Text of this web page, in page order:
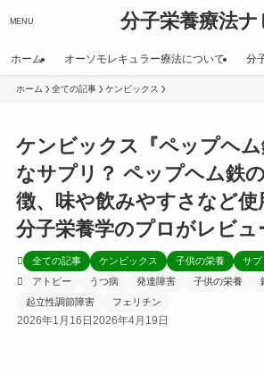
分子栄養療法ナ
MENU
ホーム オーソモレキュラー療法について 分
ホーム 全ての記事 ケンビックス
ケンビックス『ペップヘ
なサプリ？ ペップヘム鉄
徴、味や飲みやすさなど使
分子栄養学のプロがレビュ
全ての記事 ケンビックス 子供の栄養
サプ
アトピー
うつ病 発達障害 子供の栄養
起立性調節障害
フェリチン
2026年1月16日 2026年4月19日